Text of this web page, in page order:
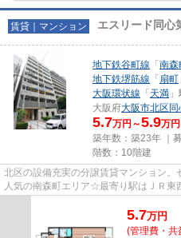
賃貸｜マンション エスリード同心
地下鉄谷町線 「 南森
地下鉄堺筋線 「 扇町
大阪環状線 「 天満
大阪府大阪市北区
5.7万円～5.9万円
築年数：築23年 ｜
階数：10階建
北区の設備充実の分譲賃貸マンション
人気の南森町エリア☆最寄り駅はＪＲ
5.7万円
(管理費・共